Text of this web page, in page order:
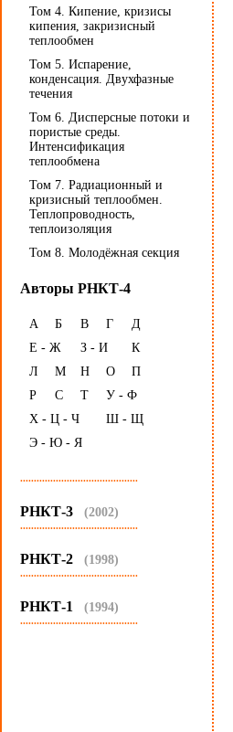
Том 4. Кипение, кризисы
кипения, закризисный
теплообмен
Том 5. Испарение,
конденсация. Двухфазные
течения
Том 6. Дисперсные потоки и
пористые среды.
Интенсификация
теплообмена
Том 7. Радиационный и
кризисный теплообмен.
Теплопроводность,
теплоизоляция
Том 8. Молодёжная секция
Авторы РНКТ-4
А Б В Г
Д
Е - Ж
З - И
К
Л
М Н О
П
Р
С Т
У - Ф
Х - Ц - Ч
Ш - Щ
Э - Ю - Я
...........................................
РНКТ-3 (2002)
...........................................
РНКТ-2 (1998)
...........................................
РНКТ-1 (1994)
...........................................